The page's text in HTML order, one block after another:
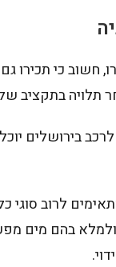
כי תכירו
אחר תלויה
בירושלים
לרוב סוגי
בהם מים